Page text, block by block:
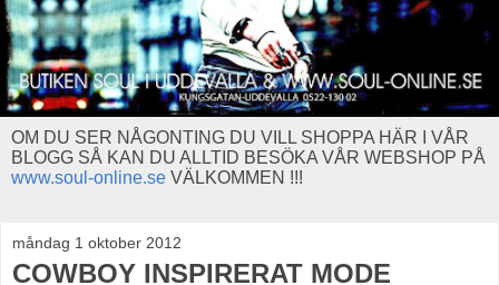
OM DU SER NÅGONTING DU VILL SHOPPA HÄR I VÅR
BLOGG SÅ KAN DU ALLTID BESÖKA VÅR WEBSHOP PÅ
www.soul-online.se VÄLKOMMEN !!!
måndag 1 oktober 2012
COWBOY INSPIRERAT MODE